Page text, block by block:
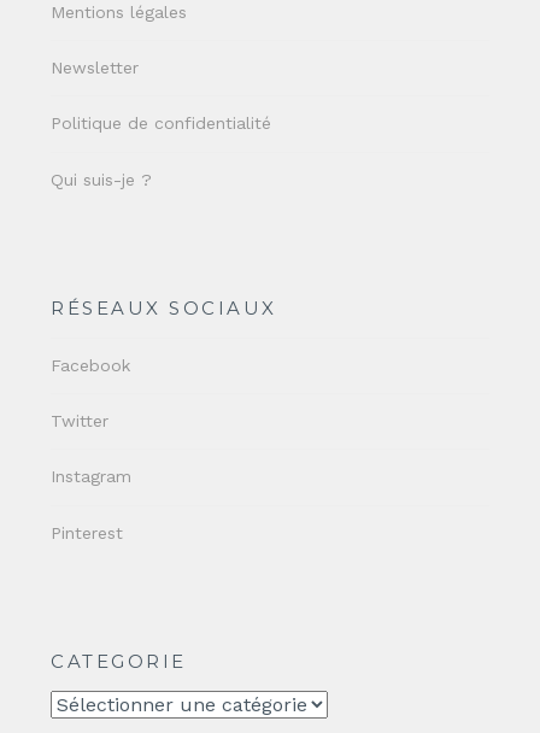
Mentions légales
Newsletter
Politique de confidentialité
Qui suis-je ?
RÉSEAUX SOCIAUX
Facebook
Twitter
Instagram
Pinterest
CATEGORIE
CATEGORIE